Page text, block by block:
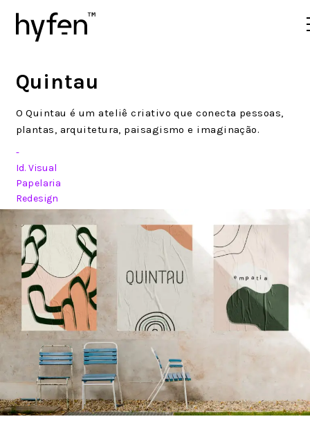
Quintau
O Quintau é um ateliê criativo que conecta pessoas,
plantas, arquitetura, paisagismo e imaginação.
Id. Visual
Papelaria
Redesign